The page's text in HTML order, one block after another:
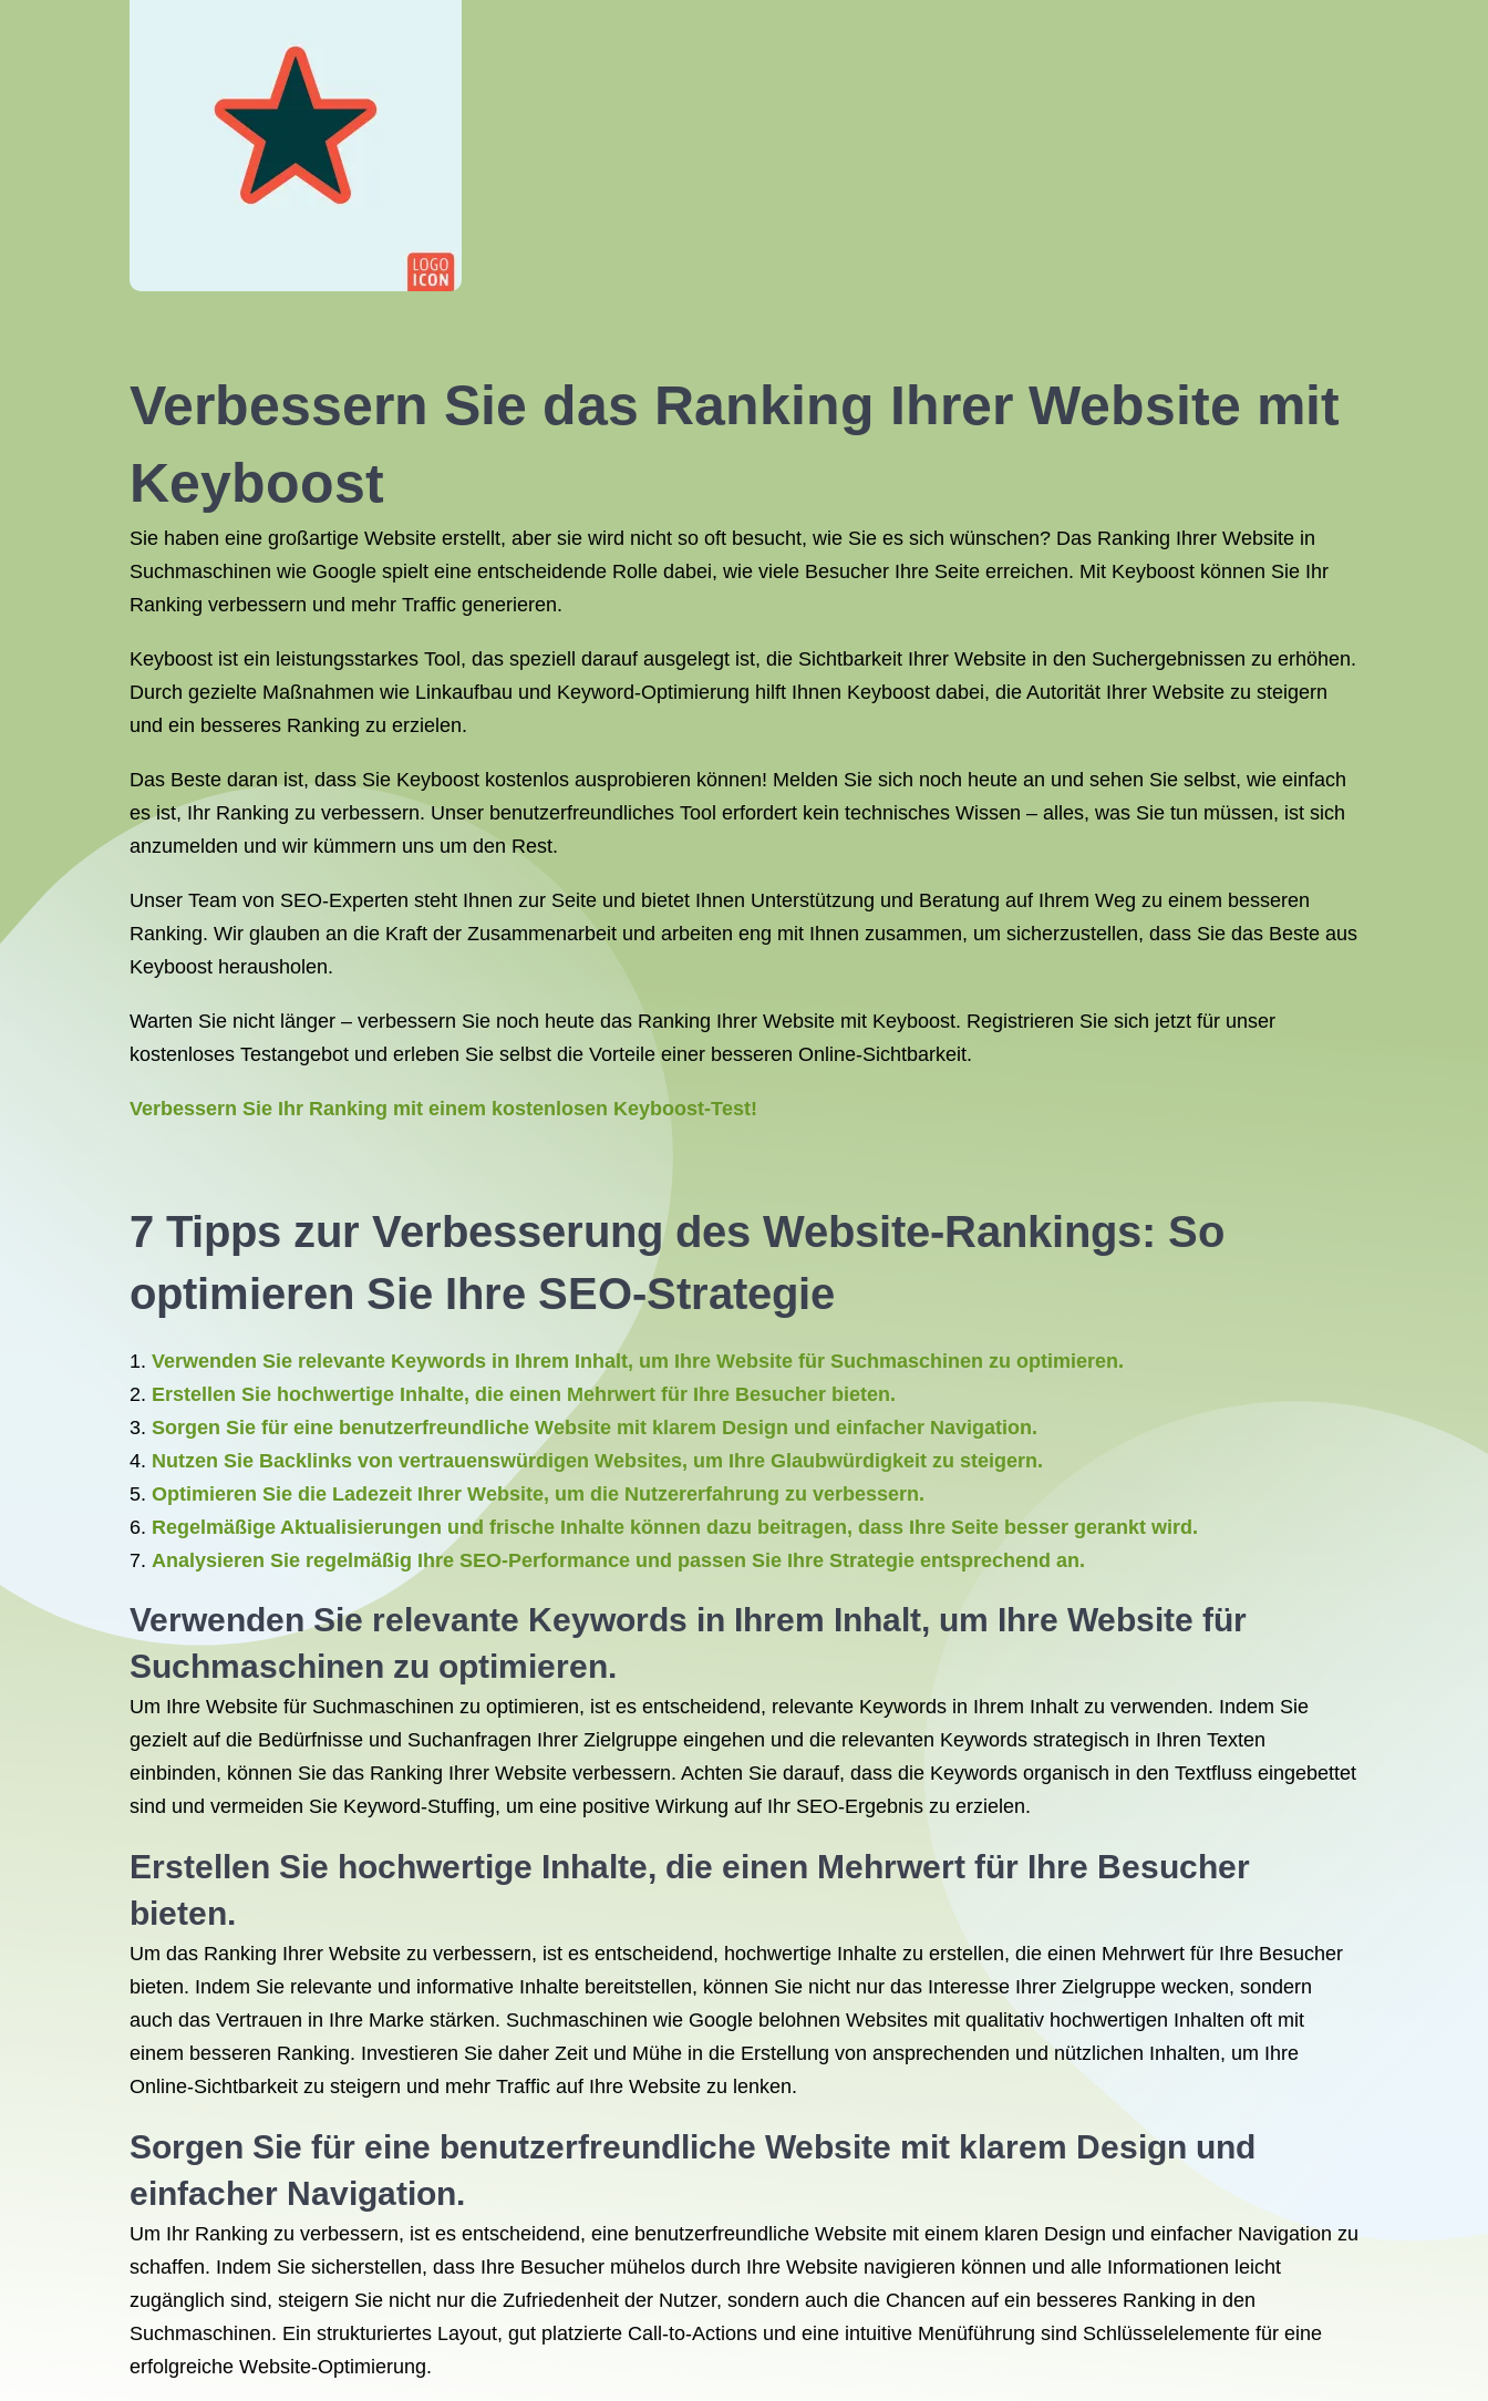
Verbessern Sie das Ranking Ihrer Website mit
Keyboost
Sie haben eine großartige Website erstellt, aber sie wird nicht so oft besucht, wie Sie es sich wünschen? Das Ranking Ihrer Website in
Suchmaschinen wie Google spielt eine entscheidende Rolle dabei, wie viele Besucher Ihre Seite erreichen. Mit Keyboost können Sie Ihr
Ranking verbessern und mehr Traffic generieren.
Keyboost ist ein leistungsstarkes Tool, das speziell darauf ausgelegt ist, die Sichtbarkeit Ihrer Website in den Suchergebnissen zu erhöhen.
Durch gezielte Maßnahmen wie Linkaufbau und Keyword-Optimierung hilft Ihnen Keyboost dabei, die Autorität Ihrer Website zu steigern
und ein besseres Ranking zu erzielen.
Das Beste daran ist, dass Sie Keyboost kostenlos ausprobieren können! Melden Sie sich noch heute an und sehen Sie selbst, wie einfach
es ist, Ihr Ranking zu verbessern. Unser benutzerfreundliches Tool erfordert kein technisches Wissen – alles, was Sie tun müssen, ist sich
anzumelden und wir kümmern uns um den Rest.
Unser Team von SEO-Experten steht Ihnen zur Seite und bietet Ihnen Unterstützung und Beratung auf Ihrem Weg zu einem besseren
Ranking. Wir glauben an die Kraft der Zusammenarbeit und arbeiten eng mit Ihnen zusammen, um sicherzustellen, dass Sie das Beste aus
Keyboost herausholen.
Warten Sie nicht länger – verbessern Sie noch heute das Ranking Ihrer Website mit Keyboost. Registrieren Sie sich jetzt für unser
kostenloses Testangebot und erleben Sie selbst die Vorteile einer besseren Online-Sichtbarkeit.
Verbessern Sie Ihr Ranking mit einem kostenlosen Keyboost-Test!
7 Tipps zur Verbesserung des Website-Rankings: So
optimieren Sie Ihre SEO-Strategie
Verwenden Sie relevante Keywords in Ihrem Inhalt, um Ihre Website für Suchmaschinen zu optimieren.
Erstellen Sie hochwertige Inhalte, die einen Mehrwert für Ihre Besucher bieten.
Sorgen Sie für eine benutzerfreundliche Website mit klarem Design und einfacher Navigation.
Nutzen Sie Backlinks von vertrauenswürdigen Websites, um Ihre Glaubwürdigkeit zu steigern.
Optimieren Sie die Ladezeit Ihrer Website, um die Nutzererfahrung zu verbessern.
Regelmäßige Aktualisierungen und frische Inhalte können dazu beitragen, dass Ihre Seite besser gerankt wird.
Analysieren Sie regelmäßig Ihre SEO-Performance und passen Sie Ihre Strategie entsprechend an.
Verwenden Sie relevante Keywords in Ihrem Inhalt, um Ihre Website für
Suchmaschinen zu optimieren.
Um Ihre Website für Suchmaschinen zu optimieren, ist es entscheidend, relevante Keywords in Ihrem Inhalt zu verwenden. Indem Sie
gezielt auf die Bedürfnisse und Suchanfragen Ihrer Zielgruppe eingehen und die relevanten Keywords strategisch in Ihren Texten
einbinden, können Sie das Ranking Ihrer Website verbessern. Achten Sie darauf, dass die Keywords organisch in den Textfluss eingebettet
sind und vermeiden Sie Keyword-Stuffing, um eine positive Wirkung auf Ihr SEO-Ergebnis zu erzielen.
Erstellen Sie hochwertige Inhalte, die einen Mehrwert für Ihre Besucher
bieten.
Um das Ranking Ihrer Website zu verbessern, ist es entscheidend, hochwertige Inhalte zu erstellen, die einen Mehrwert für Ihre Besucher
bieten. Indem Sie relevante und informative Inhalte bereitstellen, können Sie nicht nur das Interesse Ihrer Zielgruppe wecken, sondern
auch das Vertrauen in Ihre Marke stärken. Suchmaschinen wie Google belohnen Websites mit qualitativ hochwertigen Inhalten oft mit
einem besseren Ranking. Investieren Sie daher Zeit und Mühe in die Erstellung von ansprechenden und nützlichen Inhalten, um Ihre
Online-Sichtbarkeit zu steigern und mehr Traffic auf Ihre Website zu lenken.
Sorgen Sie für eine benutzerfreundliche Website mit klarem Design und
einfacher Navigation.
Um Ihr Ranking zu verbessern, ist es entscheidend, eine benutzerfreundliche Website mit einem klaren Design und einfacher Navigation zu
schaffen. Indem Sie sicherstellen, dass Ihre Besucher mühelos durch Ihre Website navigieren können und alle Informationen leicht
zugänglich sind, steigern Sie nicht nur die Zufriedenheit der Nutzer, sondern auch die Chancen auf ein besseres Ranking in den
Suchmaschinen. Ein strukturiertes Layout, gut platzierte Call-to-Actions und eine intuitive Menüführung sind Schlüsselelemente für eine
erfolgreiche Website-Optimierung.